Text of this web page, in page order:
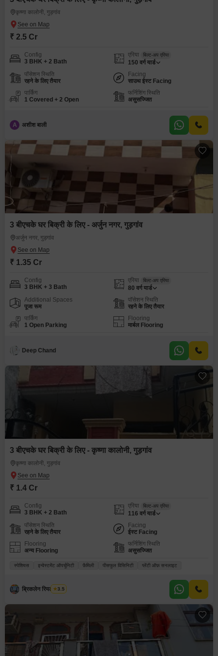
कृष्णा कालोनी, गुड़गांव
₹ 2.5 Cr
Config
3 BHK + 2 Bath
एरिया बिल्ट-अप एरिया
150 वर्ग यार्ड
पॉसेशन स्थिति
रहने के लिए तैयार
Facing
साउथ ईस्ट Facing
पार्किंग
1 Covered + 2 Open
फर्निशिंग स्थिति
असुसज्जित
A अशीश बाली
3 बीएचके घर बिक्री के लिए - अर्जुन नगर, गुड़गांव
अर्जुन नगर, गुड़गांव
₹ 1.35 Cr
Config
3 BHK + 3 Bath
एरिया बिल्ट-अप एरिया
80 वर्ग यार्ड
Additional Spaces
पूजा रूम
पॉसेशन स्थिति
रहने के लिए तैयार
पार्किंग
1 Open Parking
Flooring
मार्बल Flooring
Deep Chand
3 बीएचके घर बिक्री के लिए - कृष्णा कालोनी, गुड़गांव
कृष्णा कालोनी, गुड़गांव
₹ 1.4 Cr
Config
3 BHK + 2 Bath
एरिया बिल्ट-अप एरिया
116 वर्ग यार्ड
पॉसेशन स्थिति
रहने के लिए तैयार
Facing
ईस्ट Facing
Flooring
अन्य Flooring
फर्निशिंग स्थिति
असुसज्जित
स्पेशियस इन्वेस्टमेंट ऑपर्चूनिटी फ़ैमिली पीसफुल विसिनिटी प्लेंटी ऑफ़ सनलाइट
ब्रिकलेन रियल एस्टेट
3.5